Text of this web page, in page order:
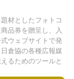
材としたフォトコ
品券を贈呈し、入
ウェブサイトで発
倉協の各種広報媒
るためのツールと